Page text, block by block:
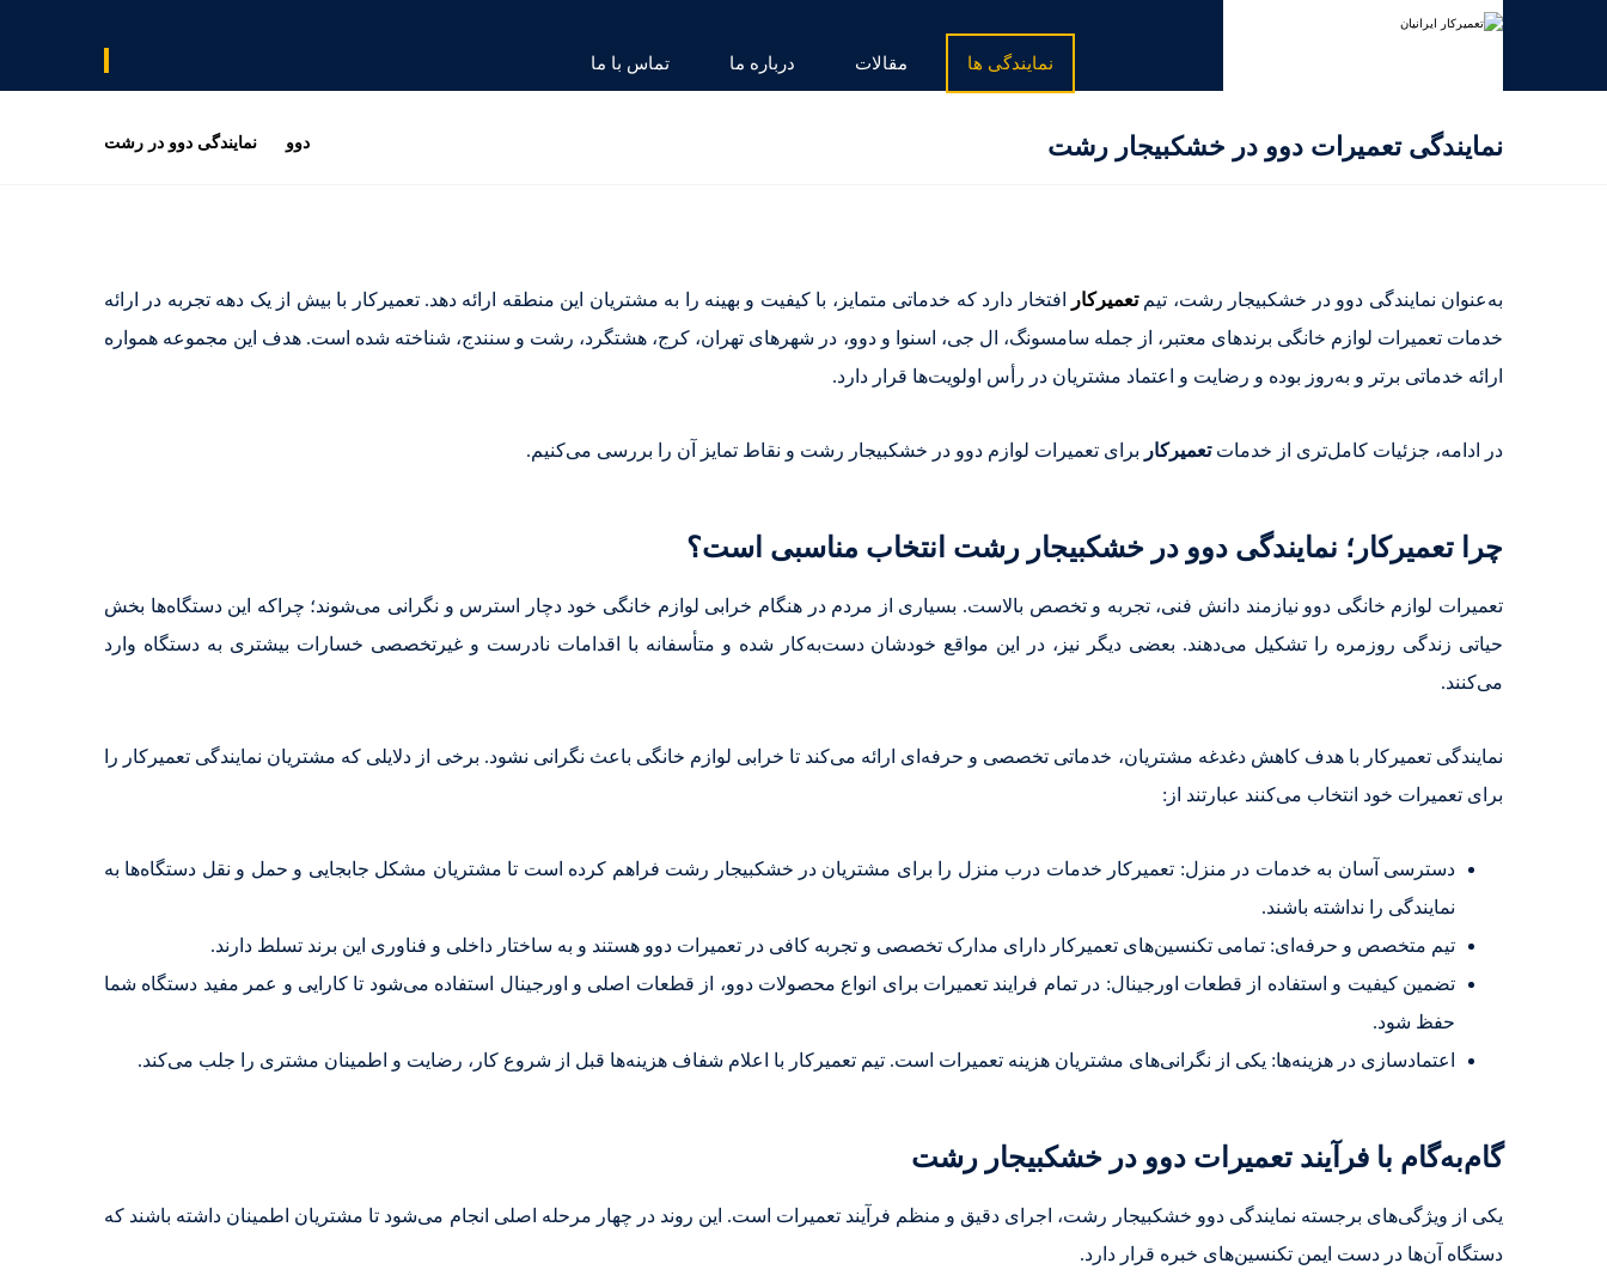
نمایندگی ها مقالات درباره ما تماس با ما
نمایندگی تعمیرات دوو در خشکبیجار رشت دوو نمایندگی دوو در رشت
به‌عنوان نمایندگی دوو در خشکبیجار رشت، تیمتعمیرکار
افتخار دارد که خدماتی متمایز، با کیفیت و بهینه را به مشتریان این منطقه ارائه دهد. تعمیرکار با بیش از یک دهه تجربه در ارائه
خدمات تعمیرات لوازم خانگی برندهای معتبر، از جمله سامسونگ، ال جی، اسنوا و دوو، در شهرهای تهران، کرج، هشتگرد، رشت و سنندج، شناخته شده است. هدف این مجموعه همواره
ارائه خدماتی برتر و به‌روز بوده و رضایت و اعتماد مشتریان در رأس اولویت‌ها قرار دارد.
در ادامه، جزئیات کامل‌تری از خدماتتعمیرکار برای تعمیرات لوازم دوو در خشکبیجار رشت و نقاط تمایز آن را بررسی می‌کنیم.
چرا تعمیرکار؛ نمایندگی دوو در خشکبیجار رشت انتخاب مناسبی است؟
تعمیرات لوازم خانگی دوو نیازمند دانش فنی، تجربه و تخصص بالاست. بسیاری از مردم در هنگام خرابی لوازم خانگی خود دچار استرس و نگرانی می‌شوند؛ چراکه این دستگاه‌ها بخش
حیاتی زندگی روزمره را تشکیل می‌دهند. بعضی دیگر نیز، در این مواقع خودشان دست‌به‌کار شده و متأسفانه با اقدامات نادرست و غیرتخصصی خسارات بیشتری به دستگاه وارد
می‌کنند.
نمایندگی تعمیرکار با هدف کاهش دغدغه مشتریان، خدماتی تخصصی و حرفه‌ای ارائه می‌کند تا خرابی لوازم خانگی باعث نگرانی نشود. برخی از دلایلی که مشتریان نمایندگی تعمیرکار را
برای تعمیرات خود انتخاب می‌کنند عبارتند از:
دسترسی آسان به خدمات در منزل: تعمیرکار خدمات درب منزل را برای مشتریان در خشکبیجار رشت فراهم کرده است تا مشتریان مشکل جابجایی و حمل و نقل دستگاه‌ها به
نمایندگی را نداشته باشند.
تیم متخصص و حرفه‌ای: تمامی تکنسین‌های تعمیرکار دارای مدارک تخصصی و تجربه کافی در تعمیرات دوو هستند و به ساختار داخلی و فناوری این برند تسلط دارند.
تضمین کیفیت و استفاده از قطعات اورجینال: در تمام فرایند تعمیرات برای انواع محصولات دوو، از قطعات اصلی و اورجینال استفاده می‌شود تا کارایی و عمر مفید دستگاه شما
حفظ شود.
اعتمادسازی در هزینه‌ها: یکی از نگرانی‌های مشتریان هزینه تعمیرات است. تیم تعمیرکار با اعلام شفاف هزینه‌ها قبل از شروع کار، رضایت و اطمینان مشتری را جلب می‌کند.
گام‌به‌گام با فرآیند تعمیرات دوو در خشکبیجار رشت
یکی از ویژگی‌های برجسته نمایندگی دوو خشکبیجار رشت، اجرای دقیق و منظم فرآیند تعمیرات است. این روند در چهار مرحله اصلی انجام می‌شود تا مشتریان اطمینان داشته باشند که
دستگاه آن‌ها در دست ایمن تکنسین‌های خبره قرار دارد.